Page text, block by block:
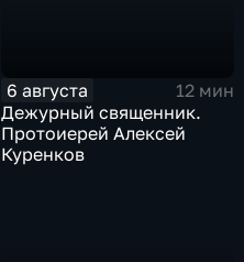
6 августа
12 мин
Дежурный священник.
Протоиерей Алексей
Куренков